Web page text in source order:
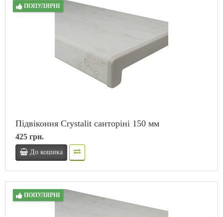
ПОПУЛЯРНІ
Підвіконня Crystalit санторіні 150 мм
425 грн.
До кошика
ПОПУЛЯРНІ